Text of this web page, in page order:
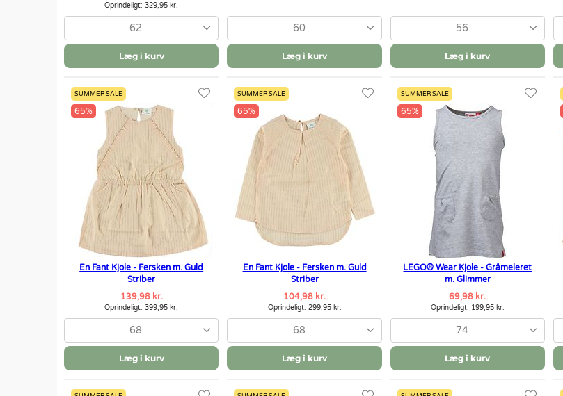
Oprindeligt:329,95 kr.
62
Læg i kurv
60
Læg i kurv
56
Læg i kurv
SUMMER SALE
65%
En Fant Kjole - Fersken m. Guld
Striber
139,98 kr.
Oprindeligt:399,95 kr.
68
Læg i kurv
SUMMER SALE
65%
En Fant Kjole - Fersken m. Guld
Striber
104,98 kr.
Oprindeligt:299,95 kr.
68
Læg i kurv
SUMMER SALE
65%
LEGO® Wear Kjole - Gråmeleret
m. Glimmer
69,98 kr.
Oprindeligt: 199,95 kr.
74
Læg i kurv